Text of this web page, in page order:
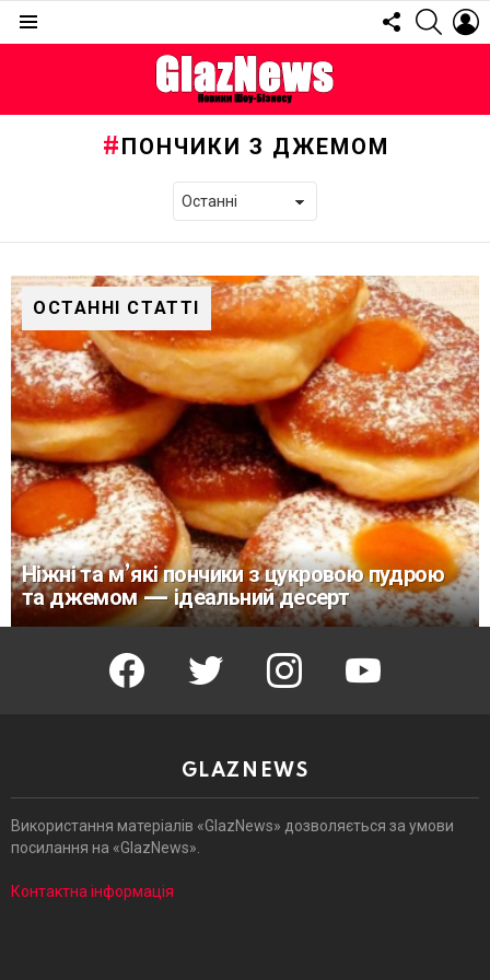
FOLLOW
US
ПОНЧИКИ З ДЖЕМОМ
ОСТАННІ СТАТТІ
Ніжні та м’які пончики з цукровою пудрою
та джемом — ідеальний десерт
facebook twitter instagram youtube
GLAZNEWS
Використання матеріалів «GlazNews» дозволяється за умови
посилання на «GlazNews».
Контактна інформація